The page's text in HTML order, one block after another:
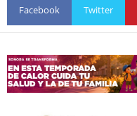
Facebook Twitter